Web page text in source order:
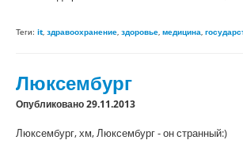
Теги: it, здравоохранение, здоровье, медицина,
Люксембург
Опубликовано 29.11.2013
Люксембург, хм, Люксембург - он странный:)